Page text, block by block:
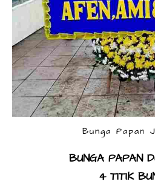
Bunga Papan
BUNGA PAPAN
4 TITIK